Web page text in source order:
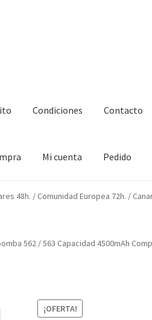
Condiciones Contacto
Mi cuenta Pedido
ContactoEnova Bateria para
48h. / Comunidad Europea 72h. /
562 / 563 Capacidad 4500mAh
¡OFERTA!